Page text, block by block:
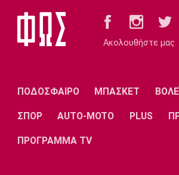
Ποδόσφαιρο - Διεθνή
Ρεάλ Μαδρίτης: Ανανέωσε τον
Ποδόσφαιρο - Διεθνή
22:20
Super League 1
Ακολουθήστε μας
ΠΟΔΟΣΦΑΙΡΟ ΜΠΑΣΚΕΤ
ΣΠΟΡ AUTO-MOTO PLUS
ΠΡΟΓΡΑΜΜΑ TV